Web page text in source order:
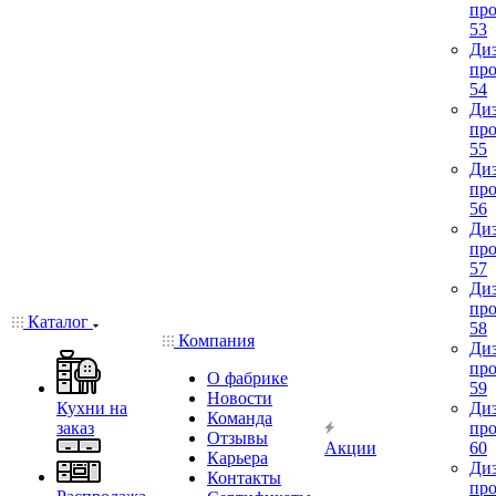
Каталог
Кухни на
заказ
Компания
О фабрике
Новости
Команда
Отзывы
Карьера
Контакты
Акции
53
54
55
56
57
58
59
60